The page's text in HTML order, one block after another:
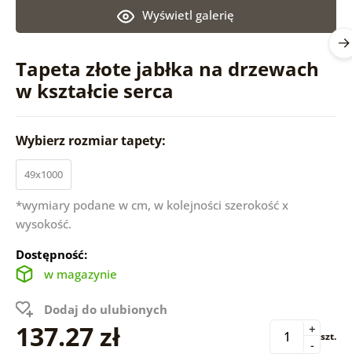
Tapeta złote jabłka na drzewach
w kształcie serca
Wyświetl galerię
Wybierz rozmiar tapety:
49x1000
*wymiary podane w cm, w kolejności szerokość x
wysokość.
Dostępność:
w magazynie
Dodaj do ulubionych
137.27 zł -
+ szt.